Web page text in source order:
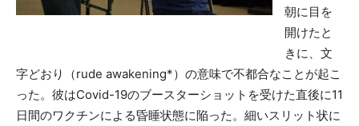
朝に目を
開けたと
きに、文
字どおり（rude awakening*）の意味で不都合なことが起こ
った。彼はCovid-19のブースターショットを受けた直後に11
日間のワクチンによる昏睡状態に陥った。細いスリット状に